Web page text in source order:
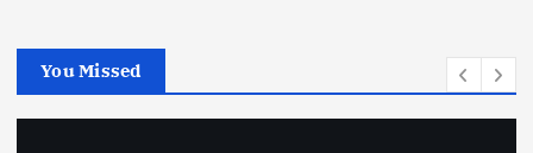
You Missed